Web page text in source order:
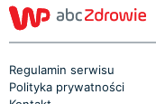
Regulamin serwisu
Polityka prywatności